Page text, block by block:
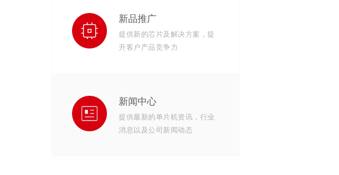
新品推广
提供新的芯片及解决方案，提
升客户产品竞争力
新闻中心
提供最新的单片机资讯，行业
消息以及公司新闻动态